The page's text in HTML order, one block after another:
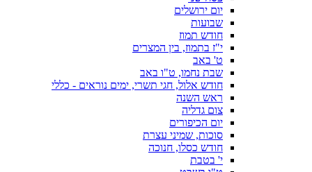
יום ירושלים
שבועות
חודש תמוז
י"ז בתמוז, בין המצרים
ט' באב
שבת נחמו, ט"ו באב
חודש אלול, חגי תשרי, ימים נוראים - כללי
ראש השנה
צום גדליה
יום הכיפורים
סוכות, שמיני עצרת
חודש כסלו, חנוכה
י' בטבת